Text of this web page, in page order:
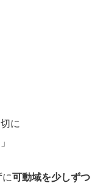
に
可動域を少しずつ